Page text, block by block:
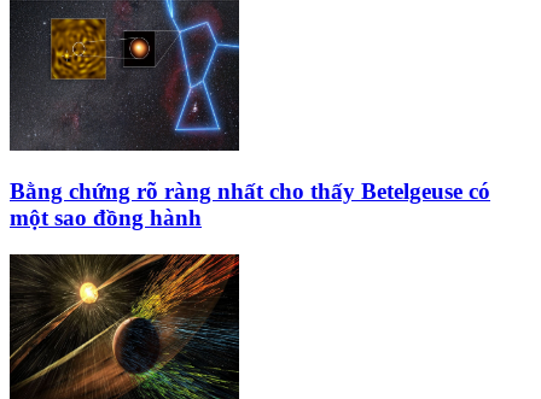
Bằng chứng rõ ràng nhất cho thấy Betelgeuse có
một sao đồng hành